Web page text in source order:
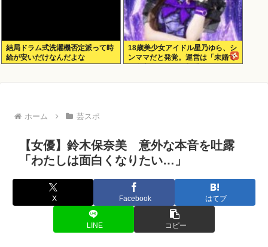
結局ドラム式洗濯機否定派って時
給が安いだけなんだよな
18歳美少女アイドル星乃ゆら、シ
ンママだと発覚。運営は「未婚で
ホーム 芸スポ
【女優】鈴木保奈美 意外な本音を吐露
「わたしは面白くなりたい…」
X Facebook はてブ
LINE コピー